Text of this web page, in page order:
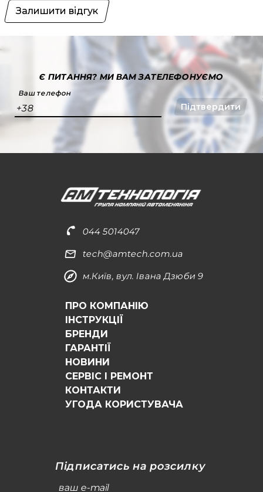
Залишити відгук
Є ПИТАННЯ?МИ ВАМ ЗАТЕЛЕФОНУЄМО
Ваш телефон
+38 Підтвердити
044 5014047
tech@amtech.com.ua
м.Київ, вул. Івана Дзюби 9
ПРО КОМПАНІЮ
ІНСТРУКЦІЇ
БРЕНДИ
ГАРАНТІЇ
НОВИНИ
СЕРВІС І РЕМОНТ
КОНТАКТИ
УГОДА КОРИСТУВАЧА
Підписатись на розсилку
ваш e-mail